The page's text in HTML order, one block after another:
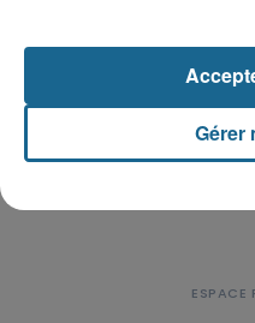
Gérer